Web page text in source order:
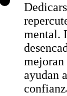
mental.
mejoran
ayudan